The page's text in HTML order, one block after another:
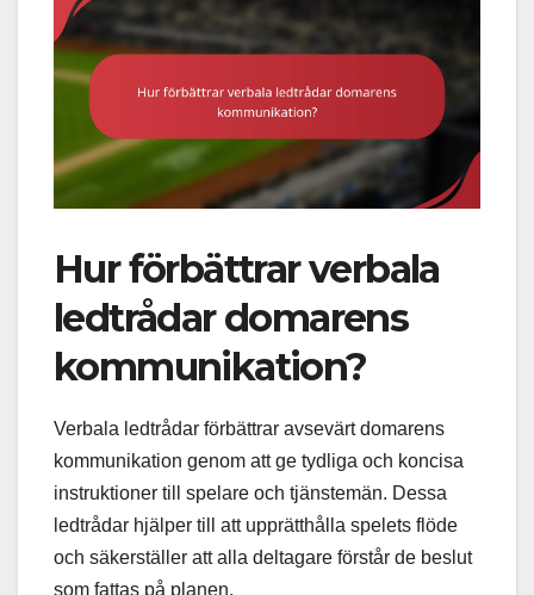
Hur förbättrar verbala
ledtrådar domarens
kommunikation?
Verbala ledtrådar förbättrar avsevärt domarens
kommunikation genom att ge tydliga och koncisa
instruktioner till spelare och tjänstemän. Dessa
ledtrådar hjälper till att upprätthålla spelets flöde
och säkerställer att alla deltagare förstår de beslut
som fattas på planen.